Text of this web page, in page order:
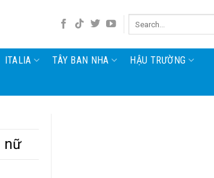
ITALIA TÂY BAN NHA HẬU TRƯỜNG
nữ